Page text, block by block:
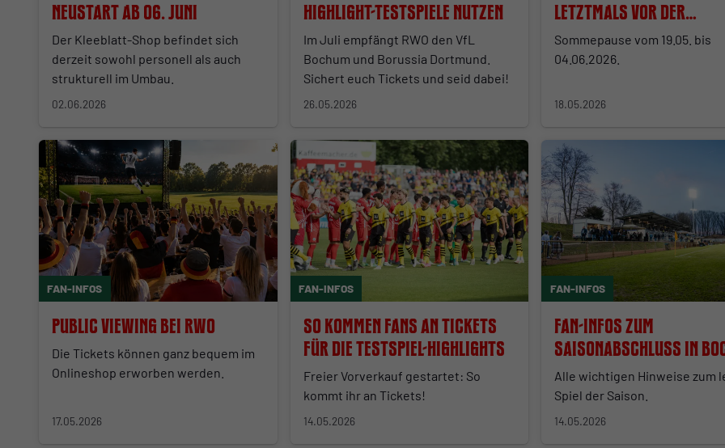
Neustart ab 06. Juni
Der Kleeblatt-Shop befindet sich
derzeit sowohl personell als auch
strukturell im Umbau.
02.06.2026
Highlight-Testspiele nutzen
Im Juli empfängt RWO den VfL
Bochum und Borussia Dortmund.
Sichert euch Tickets und seid dabei!
26.05.2026
letztmals vor der
Sommerpause geöffnet
Sommepause vom 19.05. bis
04.06.2026.
18.05.2026
FAN-INFOS
Public Viewing bei RWO
Die Tickets können ganz bequem im
Onlineshop erworben werden.
17.05.2026
FAN-INFOS
So kommen Fans an Tickets
für die Testspiel-Highlights
Freier Vorverkauf gestartet: So
kommt ihr an Tickets!
14.05.2026
FAN-INFOS
Fan-Infos Zum
Saisonabschluss in
Alle wichtigen Hinweise zum
Spiel der Saison.
14.05.2026